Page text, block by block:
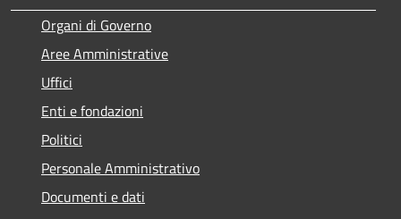
Organi di Governo
Aree Amministrative
Uffici
Enti e fondazioni
Politici
Personale Amministrativo
Documenti e dati